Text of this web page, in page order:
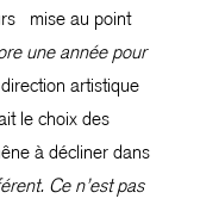
mise au point
une année pour
artistique
le choix des
à décliner dans
Ce n’est pas